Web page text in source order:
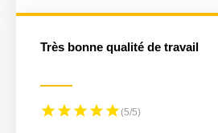
Très bonne qualité de travail
(5/5)